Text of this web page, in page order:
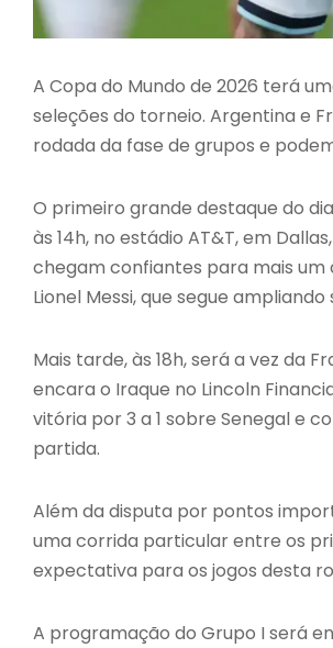
A Copa do Mundo de 2026 terá
seleções do torneio. Argentina e
rodada da fase de grupos e
O primeiro grande destaque do
às 14h, no estádio AT&T, em
chegam confiantes para mais um
Lionel Messi, que segue
Mais tarde, às 18h, será a vez da
encara o Iraque no Lincoln
vitória por 3 a 1 sobre Senegal e
partida.
Além da disputa por pontos
uma corrida particular entre os
expectativa para os jogos desta
A programação do Grupo I será